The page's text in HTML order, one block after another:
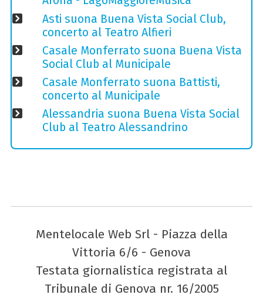
Asti suona Buena Vista Social Club,
concerto al Teatro Alfieri
Casale Monferrato suona Buena Vista
Social Club al Municipale
Casale Monferrato suona Battisti,
concerto al Municipale
Alessandria suona Buena Vista Social
Club al Teatro Alessandrino
Mentelocale Web Srl - Piazza della
Vittoria 6/6 - Genova
Testata giornalistica registrata al
Tribunale di Genova nr. 16/2005